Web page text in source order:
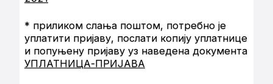
* приликом слања поштом, потребно је
уплатити пријаву, послати копију уплатнице
и попуњену пријаву уз наведена документа
УПЛАТНИЦА-ПРИЈАВА